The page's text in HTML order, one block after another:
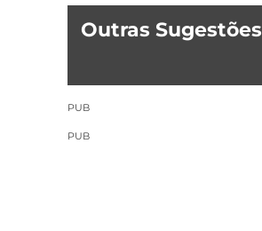
Outras Sugestões
PUB
PUB